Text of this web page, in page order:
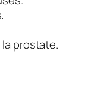
prostate.